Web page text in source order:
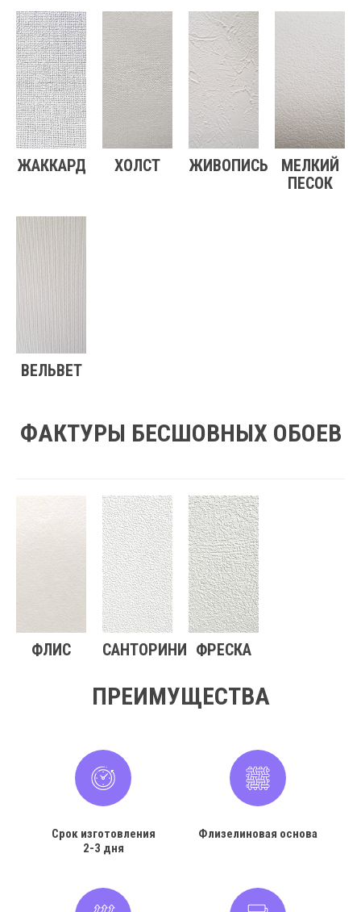
ЖАККАРД ХОЛСТ ЖИВОПИСЬ
МЕЛКИЙ
ПЕСОК
ВЕЛЬВЕТ
ФАКТУРЫ БЕСШОВНЫХ ОБОЕВ
ФЛИС САНТОРИНИ ФРЕСКА
ПРЕИМУЩЕСТВА
Срок изготовления
2-3 дня
Флизелиновая основа